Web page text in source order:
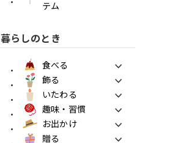
テム
暮らしのとき
食べる
飾る
いたわる
趣味・習慣
お出かけ
贈る